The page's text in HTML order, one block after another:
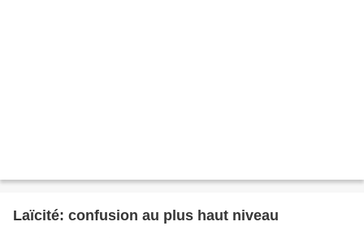
Laïcité: confusion au plus haut niveau